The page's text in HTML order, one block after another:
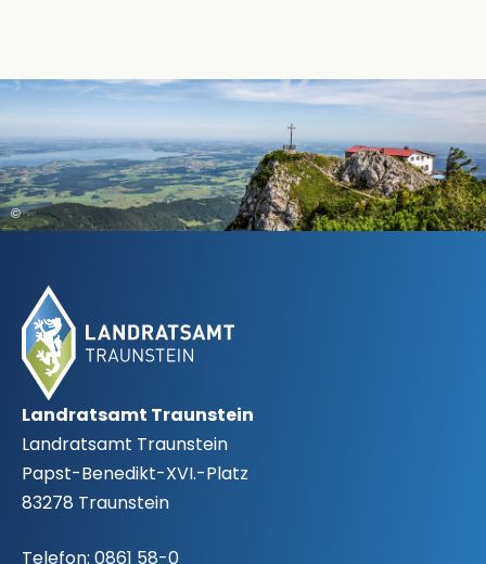
©
Fußbereich
Landratsamt Traunstein
Landratsamt Traunstein
Papst-Benedikt-XVI.-Platz
83278 Traunstein
Telefon: 0861 58-0